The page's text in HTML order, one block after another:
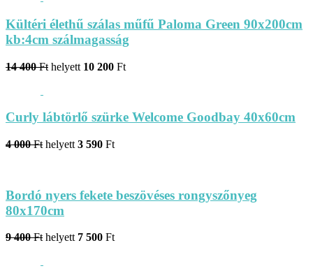
Kültéri élethű szálas műfű Paloma Green 90x200cm
kb:4cm szálmagasság
14 400 Ft helyett 10 200 Ft
Curly lábtörlő szürke Welcome Goodbay 40x60cm
4 000 Ft helyett 3 590 Ft
Bordó nyers fekete beszövéses rongyszőnyeg
80x170cm
9 400 Fthelyett 7 500 Ft